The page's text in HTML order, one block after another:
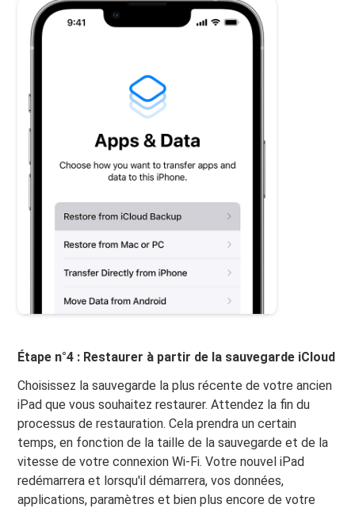
Étape n°4 : Restaurer à partir de la sauvegarde iCloud
Choisissez la sauvegarde la plus récente de votre ancien
iPad que vous souhaitez restaurer. Attendez la fin du
processus de restauration. Cela prendra un certain
temps, en fonction de la taille de la sauvegarde et de la
vitesse de votre connexion Wi-Fi. Votre nouvel iPad
redémarrera et lorsqu'il démarrera, vos données,
applications, paramètres et bien plus encore de votre